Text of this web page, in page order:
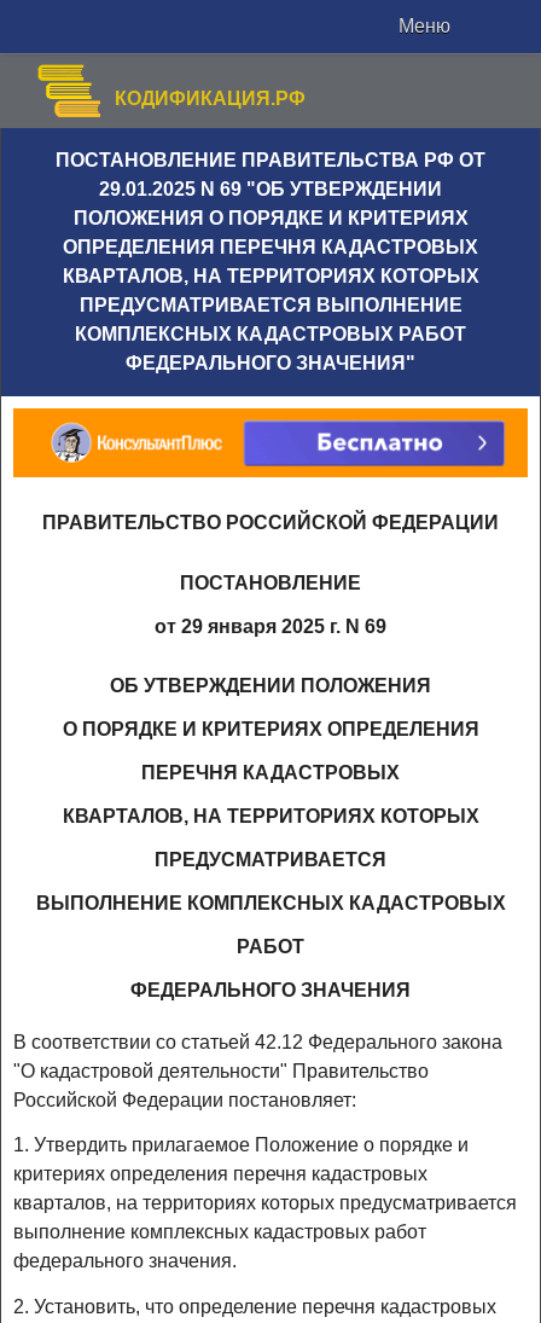
Меню
КОДИФИКАЦИЯ.РФ
ПОСТАНОВЛЕНИЕ ПРАВИТЕЛЬСТВА РФ ОТ
29.01.2025 N 69 "ОБ УТВЕРЖДЕНИИ
ПОЛОЖЕНИЯ О ПОРЯДКЕ И КРИТЕРИЯХ
ОПРЕДЕЛЕНИЯ ПЕРЕЧНЯ КАДАСТРОВЫХ
КВАРТАЛОВ, НА ТЕРРИТОРИЯХ КОТОРЫХ
ПРЕДУСМАТРИВАЕТСЯ ВЫПОЛНЕНИЕ
КОМПЛЕКСНЫХ КАДАСТРОВЫХ РАБОТ
ФЕДЕРАЛЬНОГО ЗНАЧЕНИЯ"
ПРАВИТЕЛЬСТВО РОССИЙСКОЙ ФЕДЕРАЦИИ
ПОСТАНОВЛЕНИЕ
от 29 января 2025 г. N 69
ОБ УТВЕРЖДЕНИИ ПОЛОЖЕНИЯ
О ПОРЯДКЕ И КРИТЕРИЯХ ОПРЕДЕЛЕНИЯ
ПЕРЕЧНЯ КАДАСТРОВЫХ
КВАРТАЛОВ, НА ТЕРРИТОРИЯХ КОТОРЫХ
ПРЕДУСМАТРИВАЕТСЯ
ВЫПОЛНЕНИЕ КОМПЛЕКСНЫХ КАДАСТРОВЫХ
РАБОТ
ФЕДЕРАЛЬНОГО ЗНАЧЕНИЯ
В соответствии со статьей 42.12 Федерального закона
"О кадастровой деятельности" Правительство
Российской Федерации постановляет:
1. Утвердить прилагаемое Положение о порядке и
критериях определения перечня кадастровых
кварталов, на территориях которых предусматривается
выполнение комплексных кадастровых работ
федерального значения.
2. Установить, что определение перечня кадастровых